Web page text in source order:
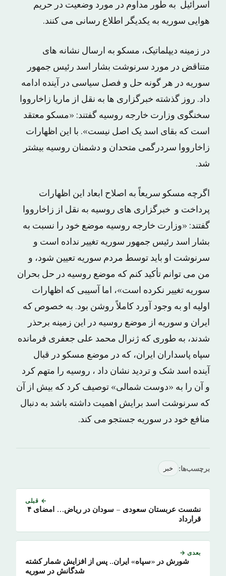
اسرائیل به طور مداوم در مورد وضعیت در حریم
هوایی سوریه به یکدیگر اطلاع رسانی می کنند.
در زمینه دیپلماتیک، مسکو به ارسال نشانه های
متناقض در مورد سرنوشت بشار اسد رئیس جمهور
سوریه در هر گونه حل و فصل سیاسی در آینده ادامه
داد. روز گذشته خبرگزاری ها به نقل از ماریا زاخارووا
سخنگوی وزارت خارجه روسیه گفتند: «مسکو معتقد
است که بقای اسد یک اصل نیست». با این اظهارات
زاخارووا سردرگمی متحدان و دشمنان روسیه بیشتر
شد.
اگرچه مسکو سریعاً به اصلاح ابعاد این اظهارات
پرداخت و خبرگزاری های روسیه به نقل از زاخارووا
گفتند: «وزارت خارجه روسیه موضع خود را نسبت به
بشار اسد رئیس جمهور سوریه تغییر نداده است و
سرنوشت او باید توسط مردم سوریه تعیین شود، و
من می توانم تأکید کنم که موضع روسیه در حل بحران
سوریه تغییر نکرده است»، اما آسیبی که اظهارات
اولیه او به وجود آورد کاملاً روشن بود. به خصوص که
ایران و سوریه از موضع روسیه در این زمینه برحذر
شدند، به طوری که ژنرال محمد علی جعفری فرمانده
سپاه پاسداران ایران، که در موضع مسکو در قبال
آینده اسد شک و تردید نشان داد ، روسیه را متهم کرد
و آن را به «دوست شمالی» توصیف کرد که بیش از آن
که سرنوشت اسد برایش اهمیت داشته باشد به دنبال
منافع خود در سوریه جستجو می کند.
برچسب‌ها: خبر
← قبلی
نشست عربستان سعودی – سودان در ریاض… امضای ۴
قرارداد
بعدی →
شورش در «سپاه» ایران.. پس از افزایش شمار کشته
شدگانش در سوریه